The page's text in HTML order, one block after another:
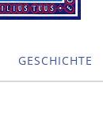
GESCHICHTE